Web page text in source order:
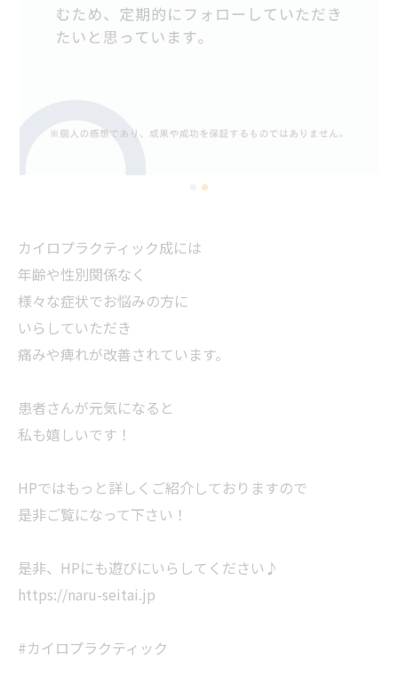
カイロプラクティック成には
年齢や性別関係なく
様々な症状でお悩みの方に
いらしていただき
痛みや痺れが改善されています。
患者さんが元気になると
私も嬉しいです！
HPではもっと詳しくご紹介しておりますので
是非ご覧になって下さい！
是非、HPにも遊びにいらしてください♪
https://naru-seitai.jp
#カイロプラクティック